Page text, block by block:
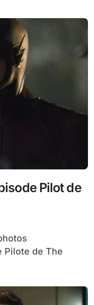
Pilot de
Pilote de The